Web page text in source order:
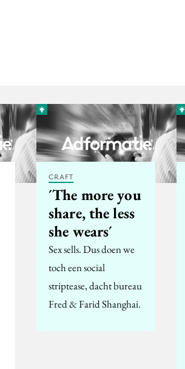
CRAFT
´The more you
share, the less
she wears´
Sex sells. Dus doen we
toch een social
striptease, dacht bureau
Fred & Farid Shanghai.